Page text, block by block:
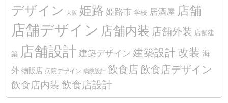
デザイン
大阪 姫路 姫路市 学校 居酒屋 店舗
店舗デザイン 店舗内装 店舗外装 店舗建
築 店舗設計 建築デザイン 建築設計 改装 海
外 物販店 病院デザイン 病院設計 飲食店 飲食店デザイン
飲食店内装 飲食店設計